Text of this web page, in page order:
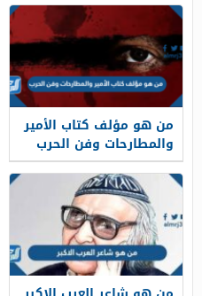
من هو مؤلف كتاب الأمير
والمطارحات وفن الحرب